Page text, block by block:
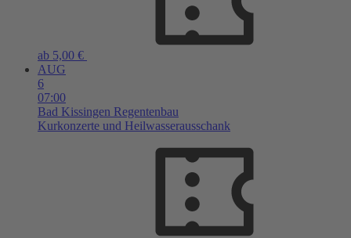
ab 5,00 €
AUG
6
07:00
Bad Kissingen Regentenbau
Kurkonzerte und Heilwasserausschank